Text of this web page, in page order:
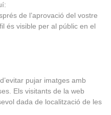
de l’aprovació del vostre
és visible per al públic en el
pujar imatges amb
Els visitants de la web
dada de localització de les